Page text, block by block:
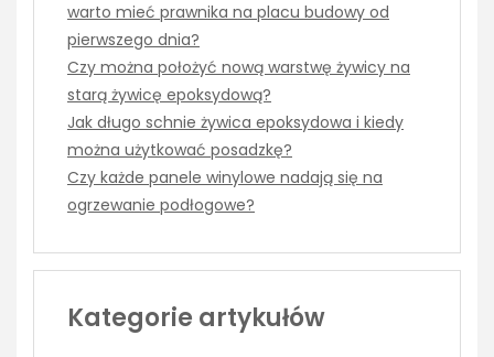
warto mieć prawnika na placu budowy od
pierwszego dnia?
Czy można położyć nową warstwę żywicy na
starą żywicę epoksydową?
Jak długo schnie żywica epoksydowa i kiedy
można użytkować posadzkę?
Czy każde panele winylowe nadają się na
ogrzewanie podłogowe?
Kategorie artykułów